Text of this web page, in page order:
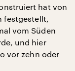
hat von
festgestellt,
vom Süden
und hier
vor zehn oder